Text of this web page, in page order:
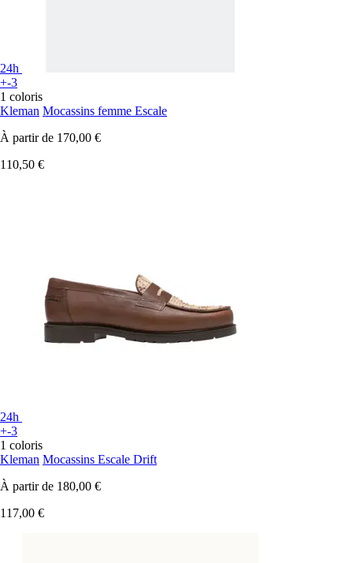
24h
+-3
1 coloris
Kleman Mocassins femme Escale
À partir de 170,00 €
110,50 €
24h
+-3
1 coloris
Kleman Mocassins Escale Drift
À partir de 180,00 €
117,00 €